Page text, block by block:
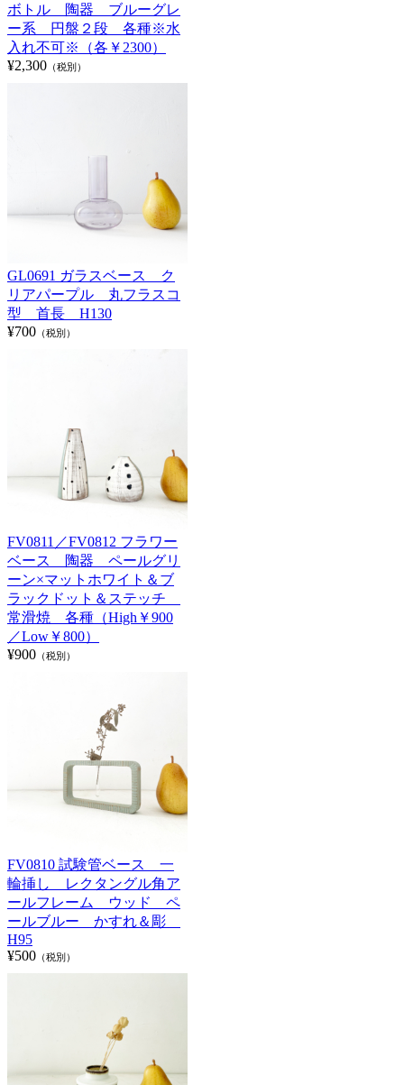
ボトル 陶器 ブルーグレ
ー系 円盤２段 各種※水
入れ不可※（各￥2300）
¥2,300 （税別）
GL0691 ガラスベース ク
リアパープル 丸フラスコ
型 首長 H130
¥700 （税別）
FV0811／FV0812 フラワー
ベース 陶器 ペールグリ
ーン×マットホワイト＆ブ
ラックドット＆ステッチ
常滑焼 各種（High￥900
／Low￥800）
¥900 （税別）
FV0810 試験管ベース 一
輪挿し レクタングル角ア
ールフレーム ウッド ペ
ールブルー かすれ＆彫
H95
¥500 （税別）